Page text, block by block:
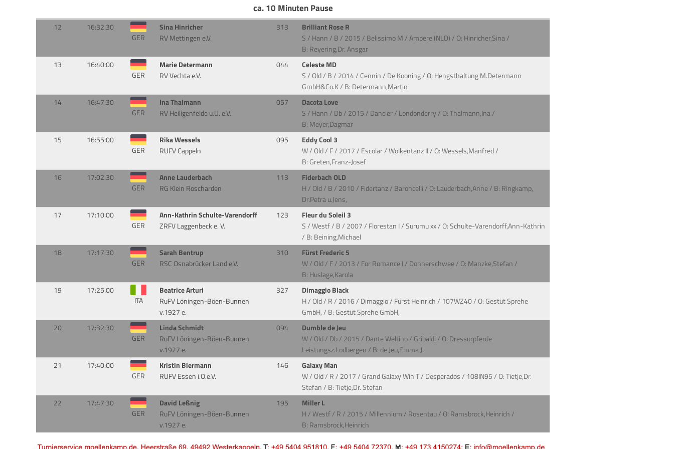
ca. 10 Minuten Pause
12
16:32:30
GER
Sina Hinricher
RV Mettingen e.V.
313
Brilliant Rose R
S / Hann / B / 2015 / Belissimo M / Ampere (NLD) / O: Hinricher,Sina /
B: Reyering,Dr. Ansgar
13
16:40:00
GER
Marie Determann
RV Vechta e.V.
044
Celeste MD
S / Old / B / 2014 / Cennin / De Kooning / O: Hengsthaltung M.Determann
GmbH&Co.K / B: Determann,Martin
14
16:47:30
GER
Ina Thalmann
RV Heiligenfelde u.U. e.V.
057
Dacota Love
S / Hann / Db / 2015 / Dancier / Londonderry / O: Thalmann,Ina /
B: Meyer,Dagmar
15
16:55:00
GER
Rika Wessels
RUFV Cappeln
095
Eddy Cool 3
W / Old / F / 2017 / Escolar / Wolkentanz II / O: Wessels,Manfred /
B: Greten,Franz-Josef
16
17:02:30
GER
Anne Lauderbach
RG Klein Roscharden
113
Fiderbach OLD
H / Old / B / 2010 / Fidertanz / Baroncelli / O: Lauderbach,Anne / B: Ringkamp,
Dr.Petra u.Jens,
17
17:10:00
GER
Ann-Kathrin Schulte-Varendorff
ZRFV Laggenbeck e. V.
123
Fleur du Soleil 3
S / Westf / B / 2007 / Florestan I / Surumu xx / O: Schulte-Varendorff,Ann-Kathrin
/ B: Beining,Michael
18
17:17:30
GER
Sarah Bentrup
RSC Osnabrücker Land e.V.
310
Fürst Frederic 5
W / Old / F / 2013 / For Romance I / Donnerschwee / O: Manzke,Stefan /
B: Huslage,Karola
19
17:25:00
ITA
Beatrice Arturi
RuFV Löningen-Böen-Bunnen
v.1927 e.
327
Dimaggio Black
H / Old / R / 2016 / Dimaggio / Fürst Heinrich / 107WZ40 / O: Gestüt Sprehe
GmbH, / B: Gestüt Sprehe GmbH,
20
17:32:30
GER
Linda Schmidt
RuFV Löningen-Böen-Bunnen
v.1927 e.
094
Dumble de Jeu
W / Old / Db / 2015 / Dante Weltino / Gribaldi / O: Dressurpferde
Leistungsz.Lodbergen / B: de Jeu,Emma J.
21
17:40:00
GER
Kristin Biermann
RUFV Essen i.O.e.V.
146
Galaxy Man
W / Old / R / 2017 / Grand Galaxy Win T / Desperados / 108IN95 / O: Tietje,Dr.
Stefan / B: Tietje,Dr. Stefan
22
17:47:30
GER
David Leßnig
RuFV Löningen-Böen-Bunnen
v.1927 e.
195
Miller L
H / Westf / R / 2015 / Millennium / Rosentau / O: Ramsbrock,Heinrich /
B: Ramsbrock,Heinrich